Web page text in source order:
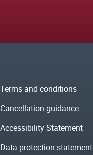
Terms and conditions
Cancellation guidance
Accessibility Statement
Data protection statement